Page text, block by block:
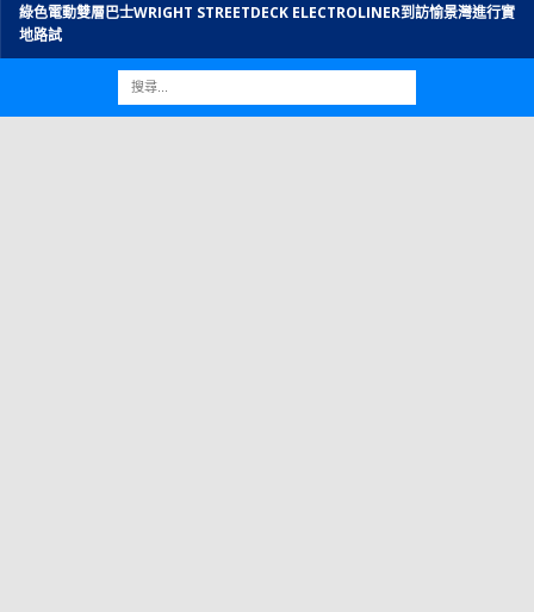
綠色電動雙層巴士WRIGHT STREETDECK ELECTROLINER到訪愉景灣進行實
地路試